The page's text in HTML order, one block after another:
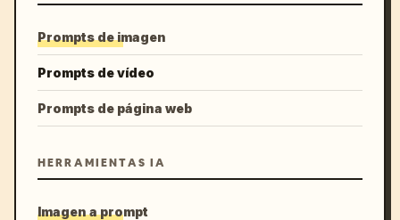
Prompts de imagen
Prompts de vídeo
Prompts de página web
HERRAMIENTAS IA
Imagen a prompt